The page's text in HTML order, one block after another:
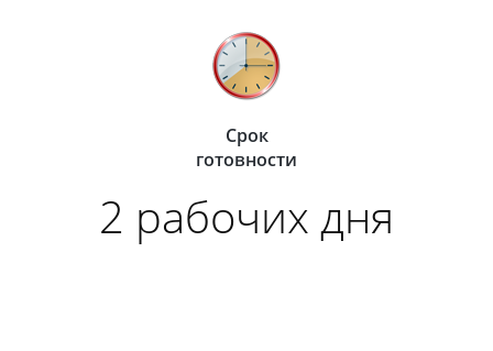
Срок
готовности
2 рабочих дня